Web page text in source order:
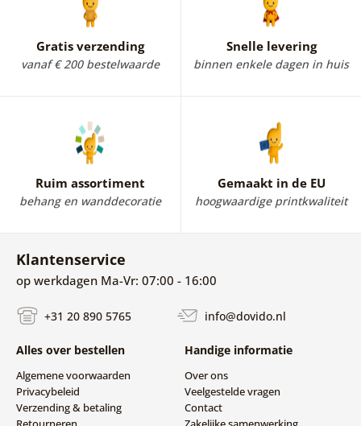
Gratis verzending
vanaf € 200 bestelwaarde
Snelle levering
binnen enkele dagen in huis
Ruim assortiment
behang en wanddecoratie
Gemaakt in de EU
hoogwaardige printkwaliteit
Klantenservice
op werkdagen Ma-Vr: 07:00 - 16:00
+31 20 890 5765 info@dovido.nl
Alles over bestellen
Algemene voorwaarden
Privacybeleid
Verzending & betaling
Handige informatie
Over ons
Veelgestelde vragen
Contact